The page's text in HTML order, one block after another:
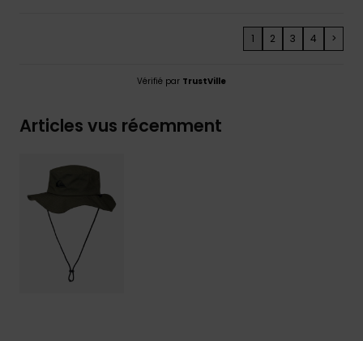
1 2 3 4 >
Vérifié par TrustVille
Articles vus récemment